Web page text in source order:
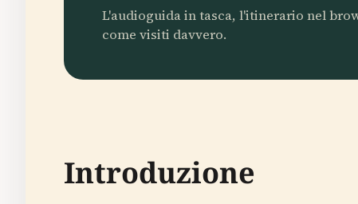
L'audioguida in tasca, l'itinerario nel
come visiti davvero.
Introduzione